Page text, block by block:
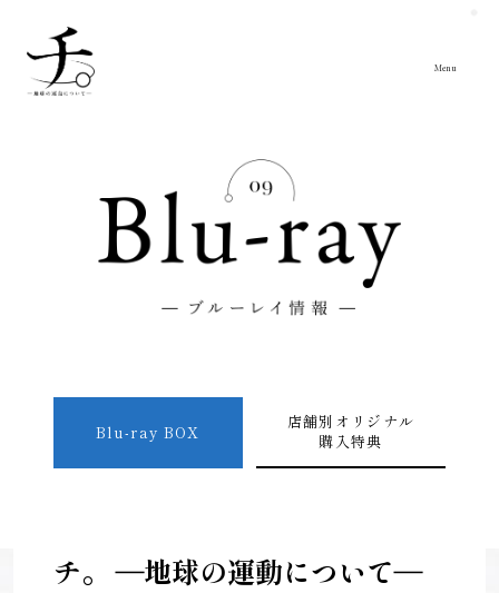
Close
Menu
Blu-ray BOX
店舗別オリジナル
購入特典
チ。 ―地球の運動について―